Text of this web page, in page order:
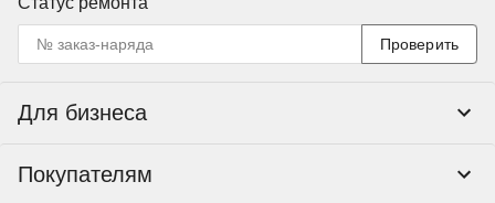
Проверить
Для бизнеса
Тендеры и гос закупки
Покупателям